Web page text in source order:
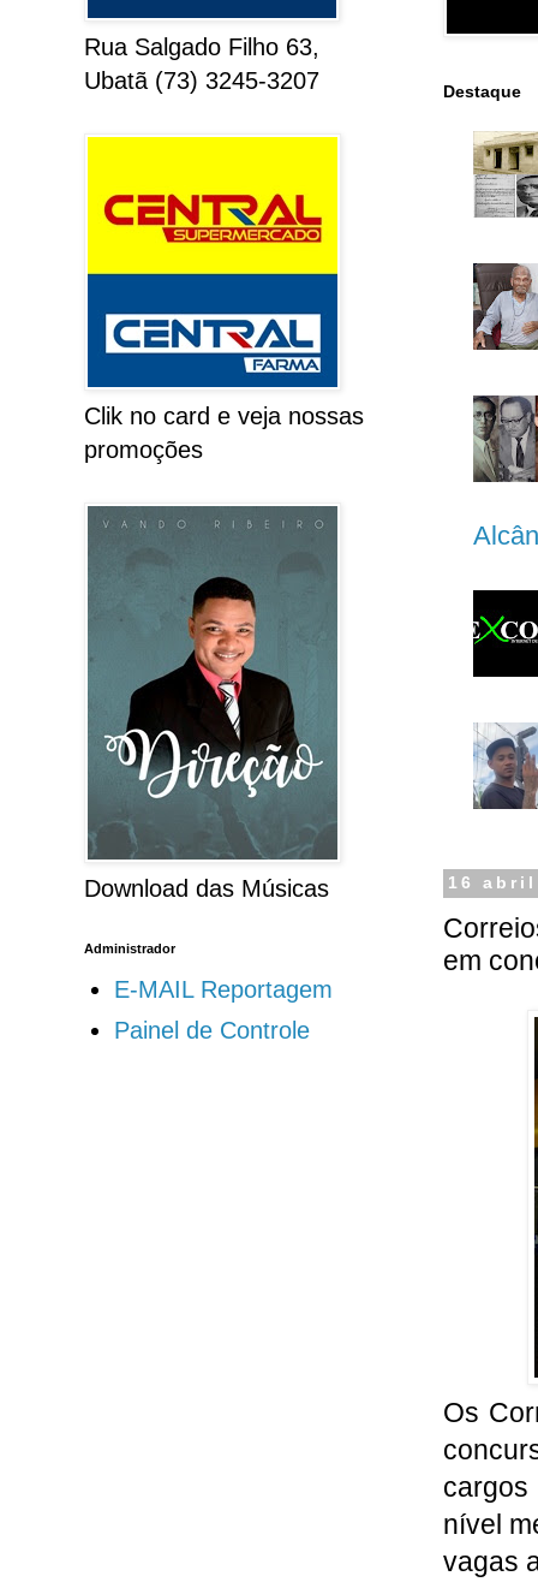
Destaque
16 abril
em
Os
nível
vagas
Rua Salgado Filho 63,
Ubatã (73) 3245-3207
Clik no card e veja nossas
promoções
Download das Músicas
Administrador
E-MAIL Reportagem
Painel de Controle